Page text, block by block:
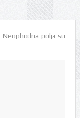
Neophodna polja su